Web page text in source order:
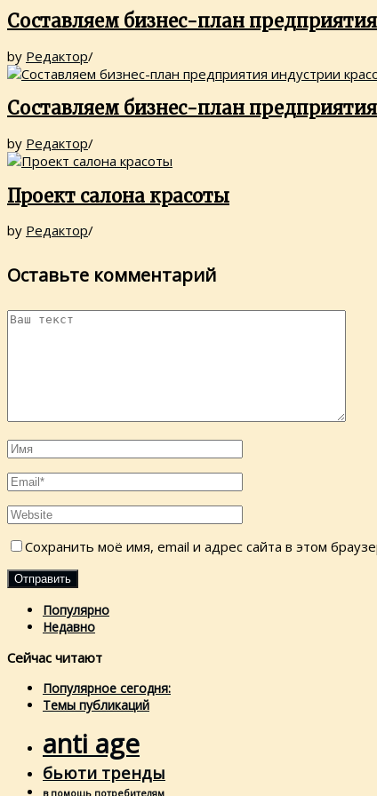
Составляем бизнес-план
by Редактор/
Составляем бизнес-план
by Редактор/
Проект салона красоты
by Редактор/
Оставьте комментарий
Сохранить моё имя, email и адрес сайта в этом
Популярно
Недавно
Сейчас читают
Популярное сегодня:
Темы публикаций
anti age
бьюти тренды